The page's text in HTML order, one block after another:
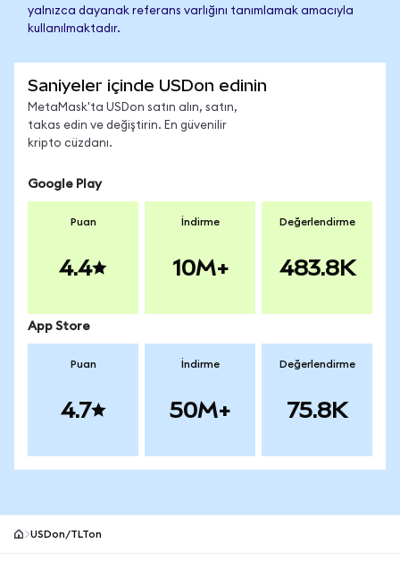
yalnızca dayanak referans varlığını tanımlamak amacıyla
kullanılmaktadır.
Saniyeler içinde USDon edinin
MetaMask'ta USDon satın alın, satın,
takas edin ve değiştirin. En güvenilir
kripto cüzdanı.
Google Play
Puan
4.4
İndirme
10M+
Değerlendirme
483.8K
App Store
Puan
4.7
İndirme
50M+
Değerlendirme
75.8K
USDon/TLTon